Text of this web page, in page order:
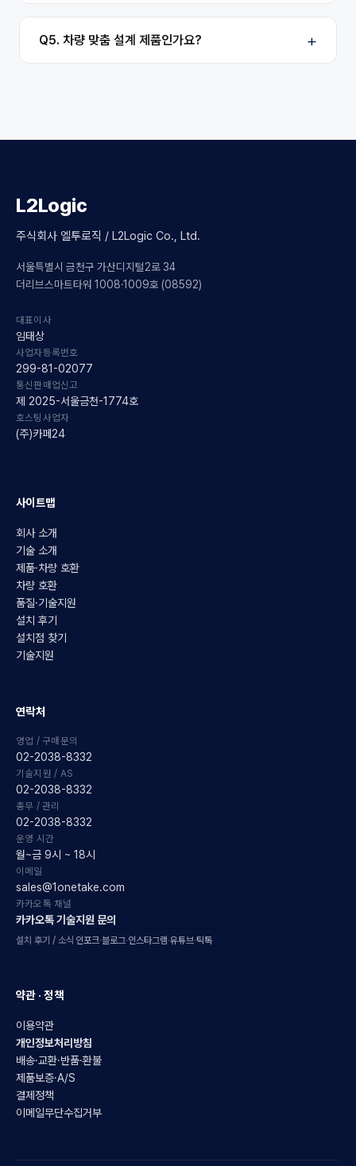
Q5. 차량 맞춤 설계 제품인가요?
L2Logic
주식회사 엘투로직 / L2Logic Co., Ltd.
서울특별시 금천구 가산디지털2로 34
더리브스마트타워 1008·1009호 (08592)
대표이사
임태상
사업자등록번호
299-81-02077
통신판매업신고
제 2025-서울금천-1774호
호스팅사업자
(주)카페24
사이트맵
회사 소개
기술 소개
제품·차량 호환
차량 호환
품질·기술지원
설치 후기
설치점 찾기
기술지원
연락처
영업 / 구매문의
02-2038-8332
기술지원 / AS
02-2038-8332
총무 / 관리
02-2038-8332
운영 시간
월~금 9시 ~ 18시
이메일
sales@1onetake.com
카카오톡 채널
카카오톡 기술지원 문의
설치 후기 / 소식 인포크·블로그·인스타그램·유튜브·틱톡
약관 · 정책
이용약관
개인정보처리방침
배송·교환·반품·환불
제품보증·A/S
결제정책
이메일무단수집거부